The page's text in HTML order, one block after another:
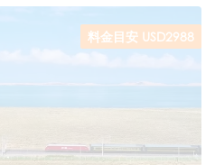
料金目安 USD2988